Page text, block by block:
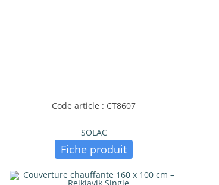
Code article : CT8607
SOLAC
Fiche produit